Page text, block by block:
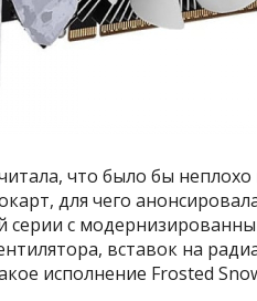
что было бы
для чего
серии с
вставок на
исполнение Frosted